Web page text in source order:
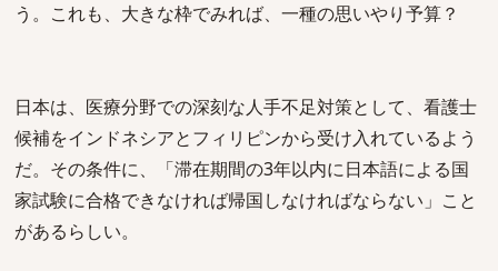
う。これも、大きな枠でみれば、一種の思いやり予算？
日本は、医療分野での深刻な人手不足対策として、看護士
候補をインドネシアとフィリピンから受け入れているよう
だ。その条件に、「滞在期間の3年以内に日本語による国
家試験に合格できなければ帰国しなければならない」こと
があるらしい。